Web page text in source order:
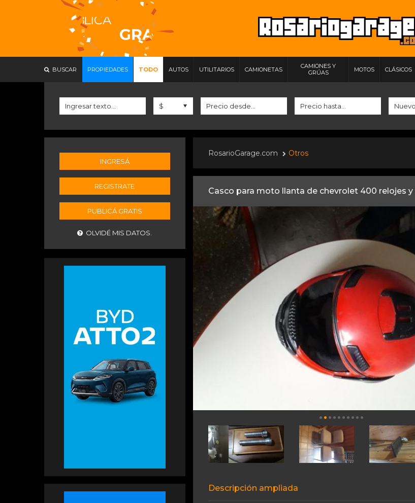
BUSCAR PROPIEDADES TODO AUTOS UTILITARIOS CAMIONETAS
CAMIONES Y
GRÚAS
MOTOS CLÁSICOS
INGRESÁ
REGISTRATE
PUBLICÁ GRATIS
OLVIDÉ MIS DATOS.
RosarioGarage.com Otros
Casco para moto llanta de chevrolet 400 relojes
Descripción ampliada